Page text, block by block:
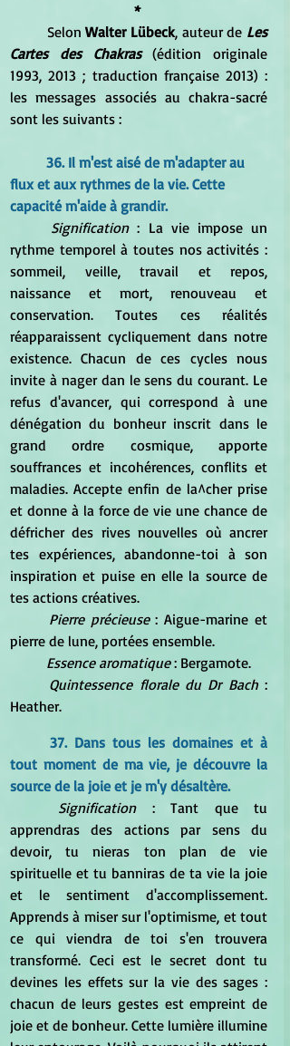
*
	Selon
Walter Lübeck, auteur de Les
Cartes des Chakras (édition originale
1993, 2013 ; traduction française 2013) :
les messages associés au chakra-sacré
sont les suivants :
36. Il m'est aisé de m'adapter au
flux et aux rythmes de la vie. Cette
capacité m'aide à grandir.
Signification : La vie impose un
rythme temporel à toutes nos activités :
sommeil, veille, travail et repos,
naissance et mort, renouveau et
conservation. Toutes ces réalités
réapparaissent cycliquement dans notre
existence. Chacun de ces cycles nous
invite à nager dan le sens du courant. Le
refus d'avancer, qui correspond à une
dénégation du bonheur inscrit dans le
grand ordre cosmique, apporte
souffrances et incohérences, conflits et
maladies. Accepte enfin de la^cher prise
et donne à la force de vie une chance de
défricher des rives nouvelles où ancrer
tes expériences, abandonne-toi à son
inspiration et puise en elle la source de
tes actions créatives.
Pierre précieuse : Aigue-marine et
pierre de lune, portées ensemble.
Essence aromatique : Bergamote.
Quintessence florale du Dr Bach :
Heather.
37. Dans tous les domaines et à
tout moment de ma vie, je découvre la
source de la joie et je m'y désaltère.
Signification : Tant que tu
apprendras des actions par sens du
devoir, tu nieras ton plan de vie
spirituelle et tu banniras de ta vie la joie
et le sentiment d'accomplissement.
Apprends à miser sur l'optimisme, et tout
ce qui viendra de toi s'en trouvera
transformé. Ceci est le secret dont tu
devines les effets sur la vie des sages :
chacun de leurs gestes est empreint de
joie et de bonheur. Cette lumière illumine